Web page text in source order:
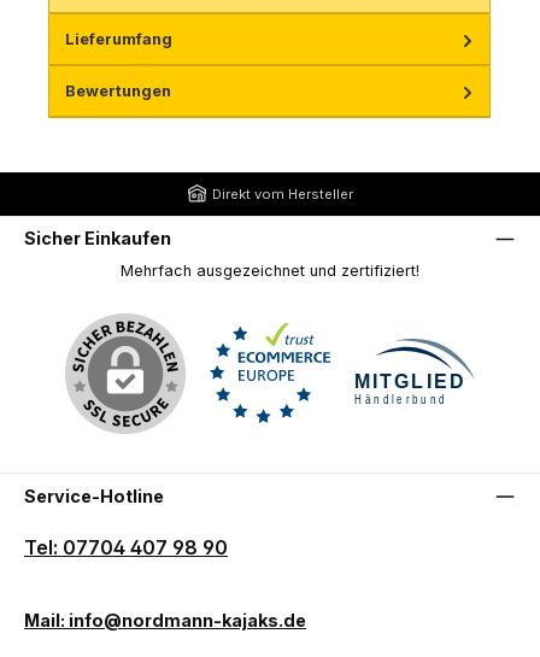
Lieferumfang
Bewertungen
Direkt vom Hersteller
Sicher Einkaufen
Mehrfach ausgezeichnet und zertifiziert!
Service-Hotline
Tel: 07704 407 98 90
Mail: info@nordmann-kajaks.de